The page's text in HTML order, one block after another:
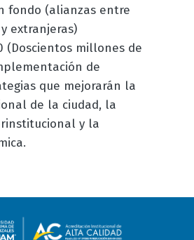
fondo (alianzas entre
extranjeras)
(Doscientos millones de
de
que mejorarán la
de la ciudad, la
y la